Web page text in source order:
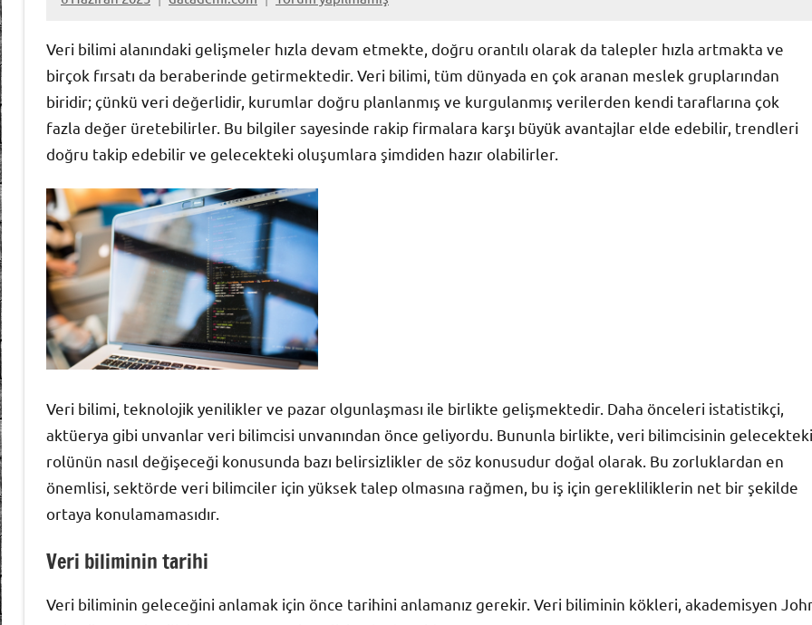
Veri bilimi alanındaki gelişmeler hızla devam etmekte, doğru orantılı olarak da talepler hızla artmakta ve
birçok fırsatı da beraberinde getirmektedir. Veri bilimi, tüm dünyada en çok aranan meslek gruplarından
biridir; çünkü veri değerlidir, kurumlar doğru planlanmış ve kurgulanmış verilerden kendi taraflarına çok
fazla değer üretebilirler. Bu bilgiler sayesinde rakip firmalara karşı büyük avantajlar elde edebilir, trendleri
doğru takip edebilir ve gelecekteki oluşumlara şimdiden hazır olabilirler.
Veri bilimi, teknolojik yenilikler ve pazar olgunlaşması ile birlikte gelişmektedir. Daha önceleri istatistikçi,
aktüerya gibi unvanlar veri bilimcisi unvanından önce geliyordu. Bununla birlikte, veri bilimcisinin gelecekteki
rolünün nasıl değişeceği konusunda bazı belirsizlikler de söz konusudur doğal olarak. Bu zorluklardan en
önemlisi, sektörde veri bilimciler için yüksek talep olmasına rağmen, bu iş için gerekliliklerin net bir şekilde
ortaya konulamamasıdır.
Veri biliminin tarihi
Veri biliminin geleceğini anlamak için önce tarihini anlamanız gerekir. Veri biliminin kökleri, akademisyen